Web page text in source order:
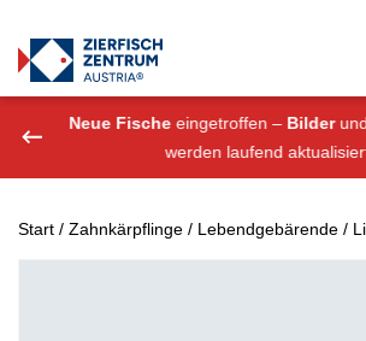
Zierfisch Aquarium Austria
Neue Fische eingetroffen – Bilder
werden laufend
Start / Zahnkärpflinge / Lebendgebärende /